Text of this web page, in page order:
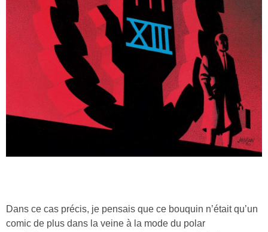
Dans ce cas précis, je pensais que ce bouquin n’était qu’un
comic de plus dans la veine à la mode du polar